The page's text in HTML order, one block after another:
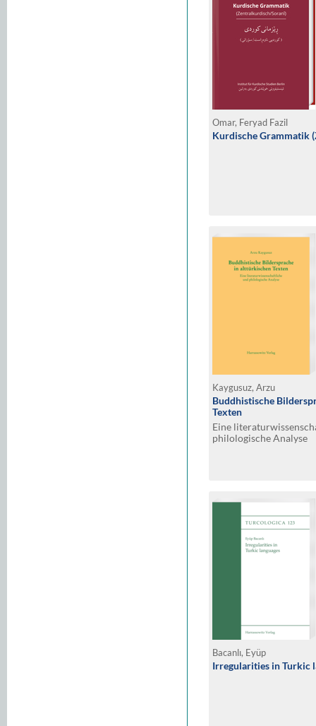
Omar, Feryad Fazil
Kurdische Grammatik
Kaygusuz, Arzu
Buddhistische
Texten
Eine
philologische Analyse
Bacanlı, Eyüp
Irregularities in Turkic